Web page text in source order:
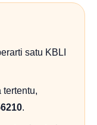
satu KBLI
tertentu,
.